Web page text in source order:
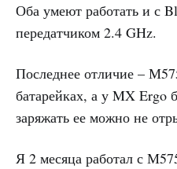
Оба умеют работать и с
передатчиком 2.4 GHz.
Последнее отличие –
батарейках, а у MX Ergo
заряжать ее можно не
Я 2 месяца работал с